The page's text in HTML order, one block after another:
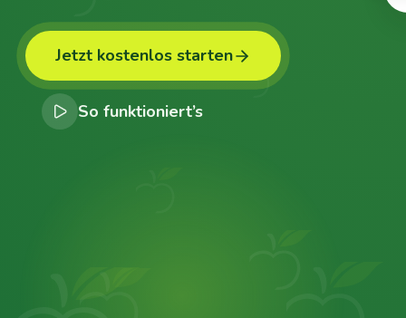
Jetzt kostenlos starten
So funktioniert’s